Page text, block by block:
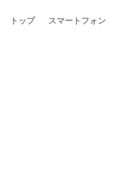
トップ スマートフォン